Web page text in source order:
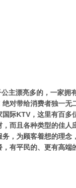
主漂亮多的，一家拥
对带给消费者独一
际KTV，这里有百
而且各种类型的佳
，为顾客着想的理
有平民的、更有高